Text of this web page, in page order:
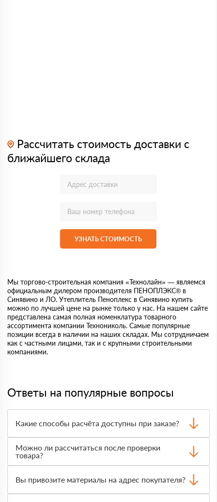
Рассчитать стоимость доставки с
ближайшего склада
УЗНАТЬ СТОИМОСТЬ
Мы торгово-строительная компания «Технолайн» — являемся
официальным дилером производителя ПЕНОПЛЭКС® в
Синявино и ЛО. Утеплитель Пеноплекс в Синявино купить
можно по лучшей цене на рынке только у нас. На нашем сайте
представлена самая полная номенклатура товарного
ассортимента компании Технониколь. Самые популярные
позиции всегда в наличии на наших складах. Мы сотрудничаем
как с частными лицами, так и с крупными строительными
компаниями.
Ответы на популярные вопросы
Какие способы расчёта доступны при заказе?
счёту. Точный формат оплаты менеджер согласует с
вами до отгрузки.
Можно ли рассчитаться после проверки
товара?
получения. Сначала вы принимаете материал,
проверяете количество и внешний вид, затем
оплачиваете.
Вы привозите материалы на адрес покупателя?